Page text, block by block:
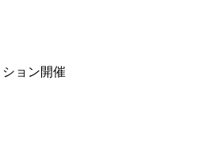
ョン開催